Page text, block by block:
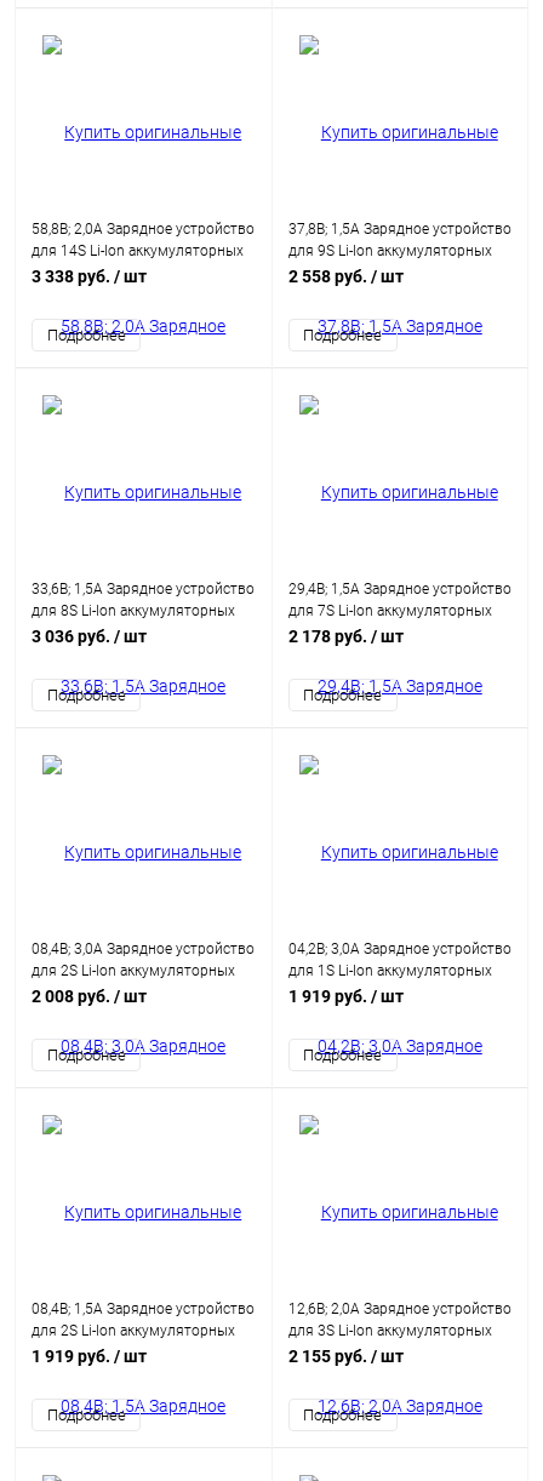
58,8В; 2,0А Зарядное устройство
для 14S Li-Ion аккумуляторных
батарей
3 338 руб. / шт
Подробнее
37,8В; 1,5А Зарядное устройство
для 9S Li-Ion аккумуляторных
батарей
2 558 руб. / шт
Подробнее
33,6В; 1,5А Зарядное устройство
для 8S Li-Ion аккумуляторных
батарей
3 036 руб. / шт
Подробнее
29,4В; 1,5А Зарядное устройство
для 7S Li-Ion аккумуляторных
батарей
2 178 руб. / шт
Подробнее
08,4В; 3,0А Зарядное устройство
для 2S Li-Ion аккумуляторных
батарей
2 008 руб. / шт
Подробнее
04,2В; 3,0А Зарядное устройство
для 1S Li-Ion аккумуляторных
батарей
1 919 руб. / шт
Подробнее
08,4В; 1,5А Зарядное устройство
для 2S Li-Ion аккумуляторных
батарей
1 919 руб. / шт
Подробнее
12,6В; 2,0А Зарядное устройство
для 3S Li-Ion аккумуляторных
батарей
2 155 руб. / шт
Подробнее